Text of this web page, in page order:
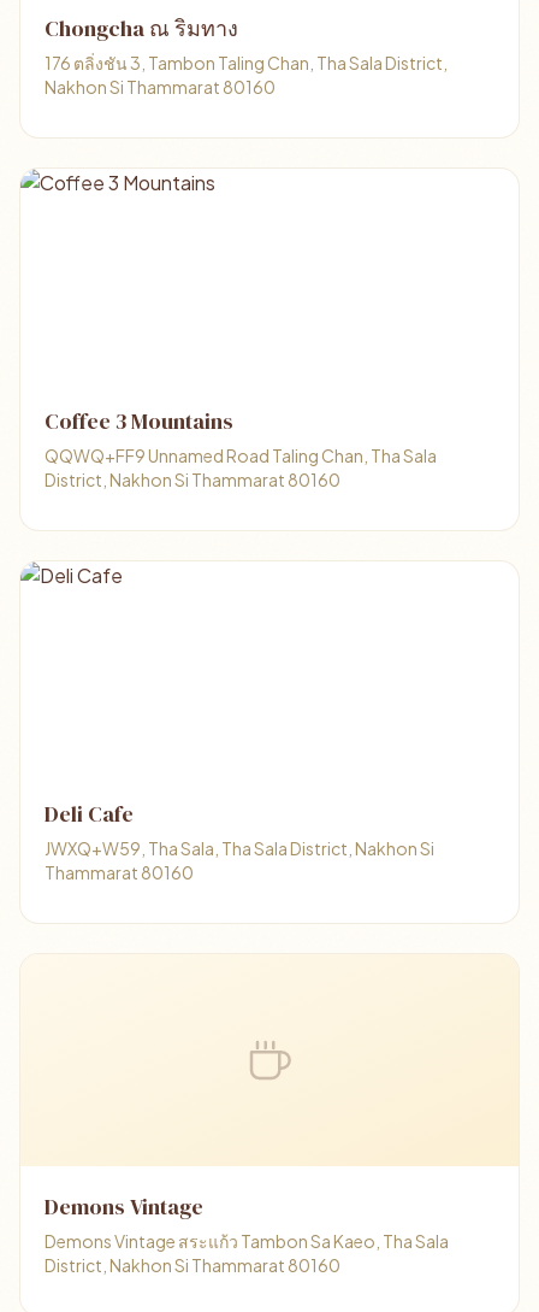
Chongcha ณ ริมทาง
176 ตลิ่งชัน 3, Tambon Taling Chan, Tha Sala District,
Nakhon Si Thammarat 80160
Coffee 3 Mountains
QQWQ+FF9 Unnamed Road Taling Chan, Tha Sala
District, Nakhon Si Thammarat 80160
Deli Cafe
JWXQ+W59, Tha Sala, Tha Sala District, Nakhon Si
Thammarat 80160
Demons Vintage
Demons Vintage สระแก้ว Tambon Sa Kaeo, Tha Sala
District, Nakhon Si Thammarat 80160